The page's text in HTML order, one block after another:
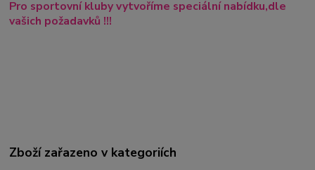
Pro sportovní kluby vytvoříme speciální nabídku,dle
vašich požadavků !!!
Zboží zařazeno v kategoriích